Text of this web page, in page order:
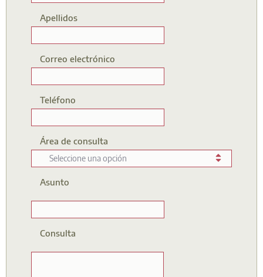
Requerido
Apellidos
Requerido
Correo electrónico
Requerido
Teléfono
Requerido
Área de consulta
Seleccione una opción
Requerido
Asunto
Requerido
Consulta